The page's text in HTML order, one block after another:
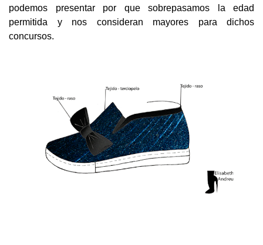
podemos presentar por que sobrepasamos la edad
permitida y nos consideran mayores para dichos
concursos.